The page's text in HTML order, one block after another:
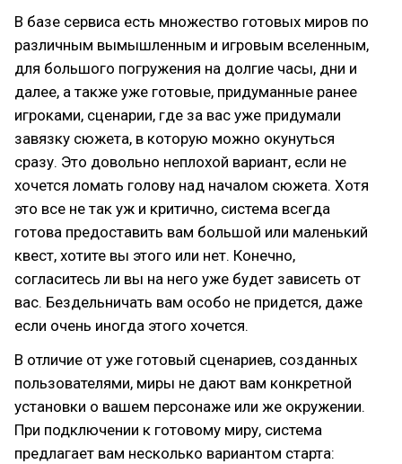
В базе сервиса есть множество готовых миров по
различным вымышленным и игровым вселенным,
для большого погружения на долгие часы, дни и
далее, а также уже готовые, придуманные ранее
игроками, сценарии, где за вас уже придумали
завязку сюжета, в которую можно окунуться
сразу. Это довольно неплохой вариант, если не
хочется ломать голову над началом сюжета. Хотя
это все не так уж и критично, система всегда
готова предоставить вам большой или маленький
квест, хотите вы этого или нет. Конечно,
согласитесь ли вы на него уже будет зависеть от
вас. Бездельничать вам особо не придется, даже
если очень иногда этого хочется.
В отличие от уже готовый сценариев, созданных
пользователями, миры не дают вам конкретной
установки о вашем персонаже или же окружении.
При подключении к готовому миру, система
предлагает вам несколько вариантом старта: